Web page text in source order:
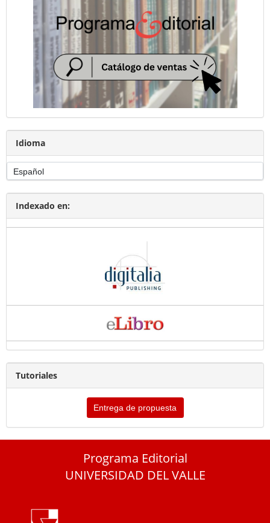
Idioma
Indexado en:
Tutoriales
Entrega de propuesta
Programa Editorial
UNIVERSIDAD DEL VALLE